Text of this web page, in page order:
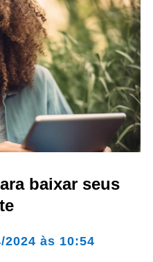
baixar seus
2024 às 10:54